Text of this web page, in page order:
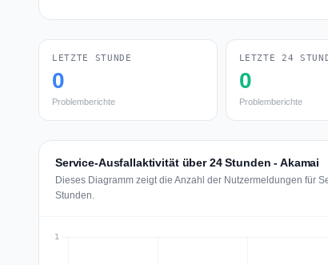
LETZTE STUNDE
0
Problemberichte
LETZTE 24
0
Problemberichte
Service-Ausfallaktivität über 24 Stunden - Akamai
Dieses Diagramm zeigt die Anzahl der Nutzermeldungen für
Stunden.